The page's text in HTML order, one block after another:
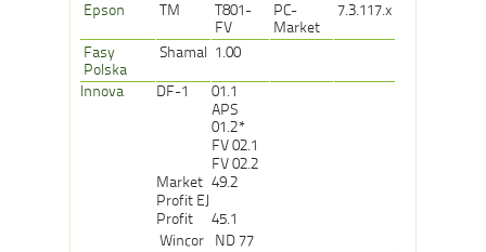
Epson
TM
T801-
FV
PC-
Market
7.3.117.x
Fasy
Polska
Shamal 1.00
Innova DF-1
01.1
APS
01.2*
FV 02.1
FV 02.2
Market 49.2
Profit EJ
Profit
45.1
Wincor
ND 77